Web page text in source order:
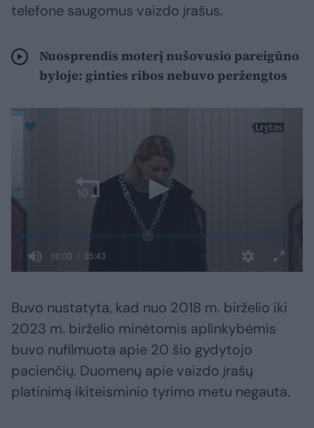
telefone saugomus vaizdo įrašus.
Nuosprendis moterį nušovusio pareigūno
byloje: ginties ribos nebuvo peržengtos
Buvo nustatyta, kad nuo 2018 m. birželio iki
2023 m. birželio minėtomis aplinkybėmis
buvo nufilmuota apie 20 šio gydytojo
pacienčių. Duomenų apie vaizdo įrašų
platinimą ikiteisminio tyrimo metu negauta.